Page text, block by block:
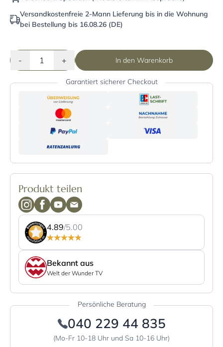
Versandkostenfreie 2-Mann Lieferung bis in die Wohnung
bei Bestellung bis 16.08.26 (DE)
- + In den Warenkorb
Garantiert sicherer Checkout
Produkt teilen
4.89/5.00
Bekannt aus
Welt der Wunder TV
Persönliche Beratung
040 229 44 835
(Mo-Fr 10-18 Uhr und Sa 10-16 Uhr)